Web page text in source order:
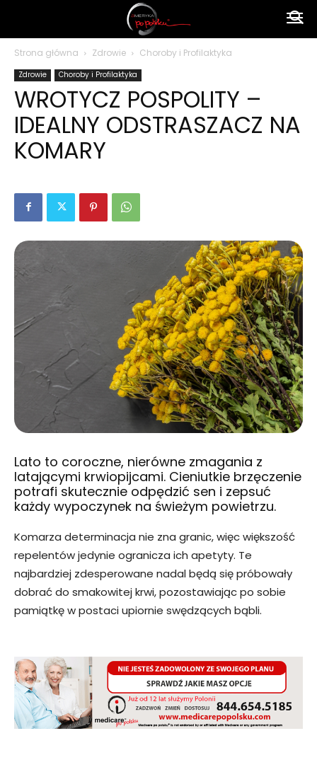
polsku
Strona główna Zdrowie Choroby i Profilaktyka
Zdrowie Choroby i Profilaktyka
WROTYCZ POSPOLITY –
IDEALNY ODSTRASZACZ NA
KOMARY
Lato to coroczne, nierówne zmagania z
latającymi krwiopijcami. Cieniutkie brzęczenie
potrafi skutecznie odpędzić sen i zepsuć
każdy wypoczynek na świeżym powietrzu.
Komarza determinacja nie zna granic, więc większość
repelentów jedynie ogranicza ich apetyty. Te
najbardziej zdesperowane nadal będą się próbowały
dobrać do smakowitej krwi, pozostawiając po sobie
pamiątkę w postaci upiornie swędzących bąbli.